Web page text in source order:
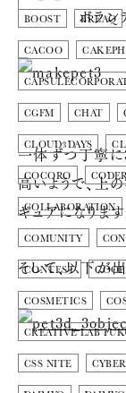
BOOST BREAQ
CACOO
CGFM CHAT
CLOUD3DAYS
COCORO
COLLABORATION
COMUNITY
CONTEST
COSMETICS
CREATIVE LAB
CSS NITE
ボラン
一体ずつ丁寧に
高いようで、上
ギュアになります
そして、以下が